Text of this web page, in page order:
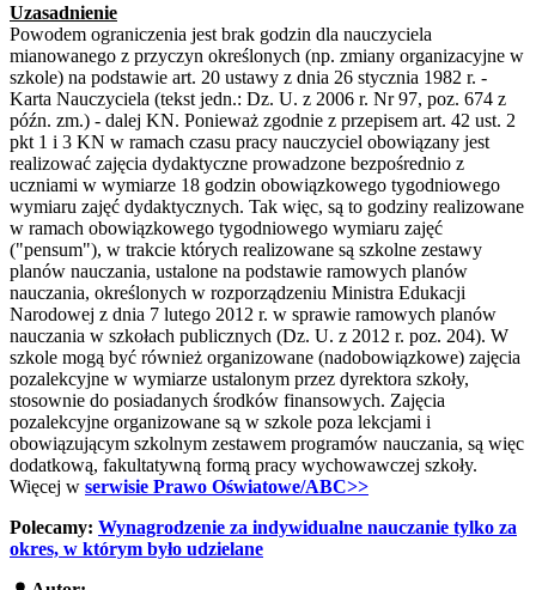
Uzasadnienie
Powodem ograniczenia jest brak godzin dla nauczyciela
mianowanego z przyczyn określonych (np. zmiany organizacyjne w
szkole) na podstawie art. 20 ustawy z dnia 26 stycznia 1982 r. -
Karta Nauczyciela (tekst jedn.: Dz. U. z 2006 r. Nr 97, poz. 674 z
późn. zm.) - dalej KN. Ponieważ zgodnie z przepisem art. 42 ust. 2
pkt 1 i 3 KN w ramach czasu pracy nauczyciel obowiązany jest
realizować zajęcia dydaktyczne prowadzone bezpośrednio z
uczniami w wymiarze 18 godzin obowiązkowego tygodniowego
wymiaru zajęć dydaktycznych. Tak więc, są to godziny realizowane
w ramach obowiązkowego tygodniowego wymiaru zajęć
("pensum"), w trakcie których realizowane są szkolne zestawy
planów nauczania, ustalone na podstawie ramowych planów
nauczania, określonych w rozporządzeniu Ministra Edukacji
Narodowej z dnia 7 lutego 2012 r. w sprawie ramowych planów
nauczania w szkołach publicznych (Dz. U. z 2012 r. poz. 204). W
szkole mogą być również organizowane (nadobowiązkowe) zajęcia
pozalekcyjne w wymiarze ustalonym przez dyrektora szkoły,
stosownie do posiadanych środków finansowych. Zajęcia
pozalekcyjne organizowane są w szkole poza lekcjami i
obowiązującym szkolnym zestawem programów nauczania, są więc
dodatkową, fakultatywną formą pracy wychowawczej szkoły.
Więcej w serwisie Prawo Oświatowe/ABC>>
Polecamy: Wynagrodzenie za indywidualne nauczanie tylko za
okres, w którym było udzielane